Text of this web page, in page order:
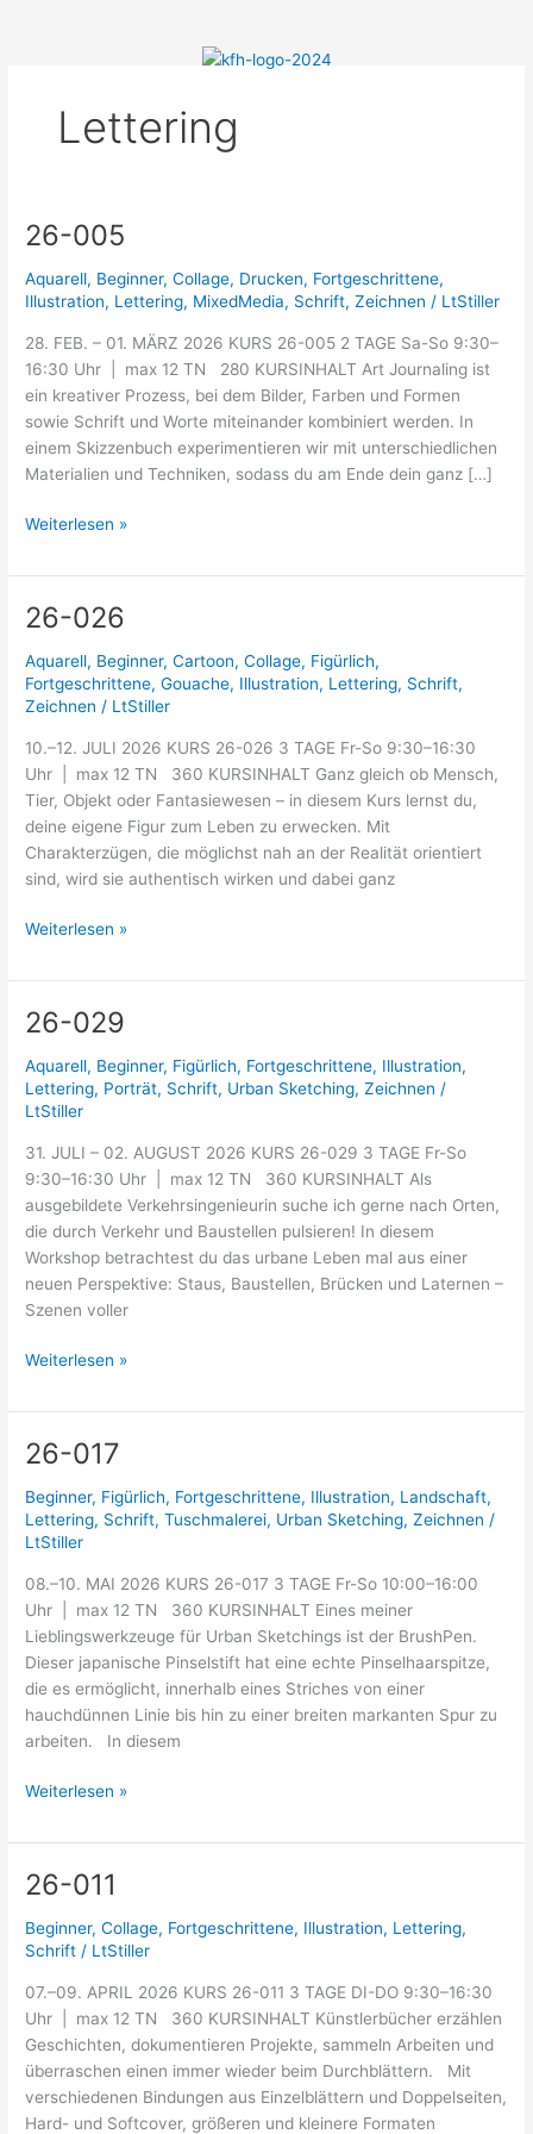
Lettering
26-005
Aquarell, Beginner,Collage, Drucken, Fortgeschrittene,
Illustration, Lettering, MixedMedia, Schrift,Zeichnen / LtStiller
28. FEB. – 01. MÄRZ 2026 KURS 26-005 2 TAGE Sa-So 9:30–
16:30 Uhr | max 12 TN 280 KURSINHALT Art Journaling ist
ein kreativer Prozess, bei dem Bilder, Farben und Formen
sowie Schrift und Worte miteinander kombiniert werden. In
einem Skizzenbuch experimentieren wir mit unterschiedlichen
Materialien und Techniken, sodass du am Ende dein ganz […]
26-
Weiterlesen »
26-026
Aquarell, Beginner,Cartoon,Collage, Figürlich,
Fortgeschrittene,Gouache, Illustration, Lettering, Schrift,
Zeichnen / LtStiller
10.–12. JULI 2026 KURS 26-026 3 TAGE Fr-So 9:30–16:30
Uhr | max 12 TN 360 KURSINHALT Ganz gleich ob Mensch,
Tier, Objekt oder Fantasiewesen – in diesem Kurs lernst du,
deine eigene Figur zum Leben zu erwecken. Mit
Charakterzügen, die möglichst nah an der Realität orientiert
sind, wird sie authentisch wirken und dabei ganz
26-
Weiterlesen »
26-029
Aquarell, Beginner, Figürlich, Fortgeschrittene, Illustration,
Lettering, Porträt, Schrift, Urban Sketching,Zeichnen /
LtStiller
31. JULI – 02. AUGUST 2026 KURS 26-029 3 TAGE Fr-So
9:30–16:30 Uhr | max 12 TN 360 KURSINHALT Als
ausgebildete Verkehrsingenieurin suche ich gerne nach Orten,
die durch Verkehr und Baustellen pulsieren! In diesem
Workshop betrachtest du das urbane Leben mal aus einer
neuen Perspektive: Staus, Baustellen, Brücken und Laternen –
Szenen voller
26-
Weiterlesen »
26-017
Beginner, Figürlich, Fortgeschrittene, Illustration, Landschaft,
Lettering, Schrift,Tuschmalerei, Urban Sketching,Zeichnen /
LtStiller
08.–10. MAI 2026 KURS 26-017 3 TAGE Fr-So 10:00–16:00
Uhr | max 12 TN 360 KURSINHALT Eines meiner
Lieblingswerkzeuge für Urban Sketchings ist der BrushPen.
Dieser japanische Pinselstift hat eine echte Pinselhaarspitze,
die es ermöglicht, innerhalb eines Striches von einer
hauchdünnen Linie bis hin zu einer breiten markanten Spur zu
arbeiten. In diesem
26-
Weiterlesen »
26-011
Beginner,Collage, Fortgeschrittene, Illustration, Lettering,
Schrift / LtStiller
07.–09. APRIL 2026 KURS 26-011 3 TAGE DI-DO 9:30–16:30
Uhr | max 12 TN 360 KURSINHALT Künstlerbücher erzählen
Geschichten, dokumentieren Projekte, sammeln Arbeiten und
überraschen einen immer wieder beim Durchblättern. Mit
verschiedenen Bindungen aus Einzelblättern und Doppelseiten,
Hard- und Softcover, größeren und kleinere Formaten
26-